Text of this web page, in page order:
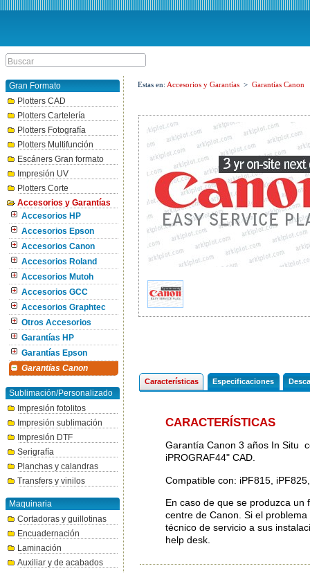
Gran Formato
Plotters CAD
Plotters Cartelería
Plotters Fotografía
Plotters Multifunción
Escáners Gran formato
Impresión UV
Plotters Corte
Accesorios y Garantías
Accesorios HP
Accesorios Epson
Accesorios Canon
Accesorios Roland
Accesorios Mutoh
Accesorios GCC
Accesorios Graphtec
Otros Accesorios
Garantías HP
Garantías Epson
Garantías Canon
Sublimación/Personalizado
Impresión fotolitos
Impresión sublimación
Impresión DTF
Serigrafía
Planchas y calandras
Transfers y vinilos
Maquinaria
Cortadoras y guillotinas
Encuadernación
Laminación
Auxiliar y de acabados
Estas en: Accesorios y Garantías > Garantías Canon
Características Especificaciones
CARACTERÍSTICAS
Garantía Canon 3 años In Situ
iPROGRAF44" CAD.
Compatible con: iPF815,
En caso de que se produzca un
centre de Canon. Si el
técnico de servicio a sus
help desk.